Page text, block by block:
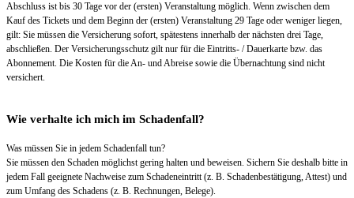
Abschluss ist bis 30 Tage vor der (ersten) Veranstaltung möglich. Wenn zwischen dem
Kauf des Tickets und dem Beginn der (ersten) Veranstaltung 29 Tage oder weniger liegen,
gilt: Sie müssen die Versicherung sofort, spätestens innerhalb der nächsten drei Tage,
abschließen. Der Versicherungsschutz gilt nur für die Eintritts- / Dauerkarte bzw. das
Abonnement. Die Kosten für die An- und Abreise sowie die Übernachtung sind nicht
versichert.
Wie verhalte ich mich im Schadenfall?
Was müssen Sie in jedem Schadenfall tun?
Sie müssen den Schaden möglichst gering halten und beweisen. Sichern Sie deshalb bitte in
jedem Fall geeignete Nachweise zum Schadeneintritt (z. B. Schadenbestätigung, Attest) und
zum Umfang des Schadens (z. B. Rechnungen, Belege).